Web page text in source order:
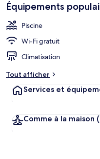
Équipements
Piscine
Wi-Fi gratuit
Climatisation
Tout afficher
Services et
Comme à la maison